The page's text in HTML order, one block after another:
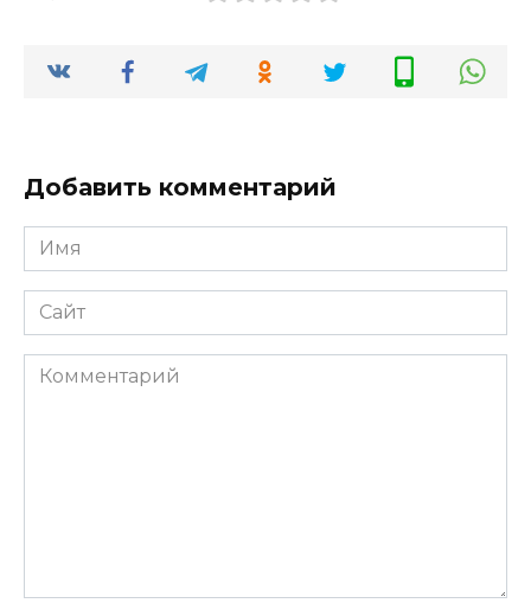
Добавить комментарий
Имя
*
Сайт
Комментарий